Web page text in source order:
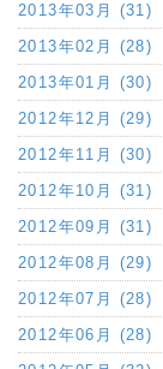
2013年03月 (31)
2013年02月 (28)
2013年01月 (30)
2012年12月 (29)
2012年11月 (30)
2012年10月 (31)
2012年09月 (31)
2012年08月 (29)
2012年07月 (28)
2012年06月 (28)